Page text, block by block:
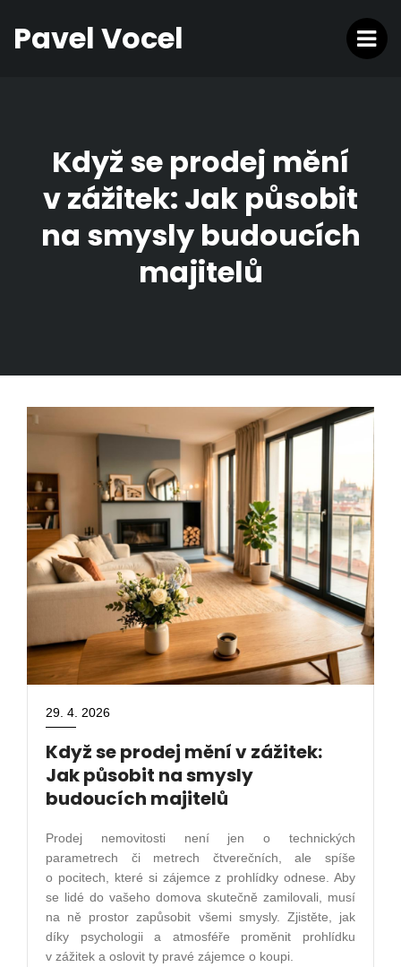
Pavel Vocel
Když se prodej mění
v zážitek: Jak působit
na smysly budoucích
majitelů
29. 4. 2026
Když se prodej mění v zážitek:
Jak působit na smysly
budoucích majitelů
Prodej nemovitosti není jen o technických
parametrech či metrech čtverečních, ale spíše
o pocitech, které si zájemce z prohlídky odnese. Aby
se lidé do vašeho domova skutečně zamilovali, musí
na ně prostor zapůsobit všemi smysly. Zjistěte, jak
díky psychologii a atmosféře proměnit prohlídku
v zážitek a oslovit ty pravé zájemce o koupi.